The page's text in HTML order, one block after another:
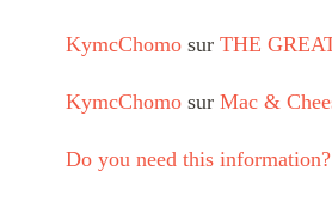
KymcChomo sur THE
KymcChomo sur Mac &
Do you need this information?